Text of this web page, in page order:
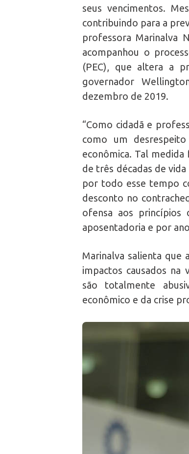
seus vencimentos.
contribuindo para a
professora Marinalva
acompanhou o
(PEC), que altera a
governador
dezembro de 2019.
“Como cidadã e
como um
econômica. Tal
de três décadas de
por todo esse tempo
desconto no
ofensa aos princípios
aposentadoria e por
Marinalva salienta
impactos causados na
são totalmente
econômico e da crise